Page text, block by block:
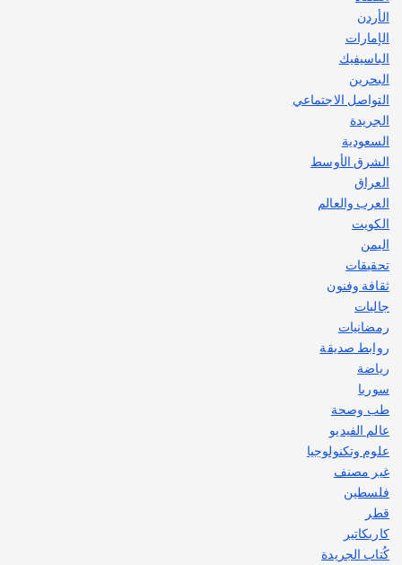
الأردن
الإمارات
الباسيفيك
البحرين
التواصل الاجتماعي
الجريدة
السعودية
الشرق الأوسط
العراق
العرب والعالم
الكويت
اليمن
تحقيقات
ثقافة وفنون
جاليات
رمضانيات
روابط صديقة
رياضة
سوريا
طب وصحة
عالم الفيديو
علوم وتكنولوجيا
غير مصنف
فلسطين
قطر
كاريكاتير
كُتاب الجريدة